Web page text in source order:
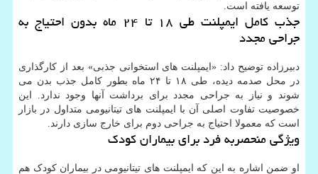
توسعه یافته است.
جذب کامل ایمپلنت طی ۱۸ تا ۲۴ ماه بدون احتیاج به
جراحی مجدد
دبیرزاده توضیح داد: «ایمپلنت های استخوانی جذبی» بعد از کارگذاری
در محل صدمه دیده، طی ۱۸ تا ۲۴ ماه بطور کامل جذب بدن می
شوند و نیاز به جراحی مجدد برای برداشت آنها وجود ندارد. این
خصوصیت تفاوت اصلی آن با ایمپلنت های تیتانیومی متداول در بازار
است که معمولا احتیاج به جراحی دوم برای خارج سازی دارند.
ویژگی منحصربه فرد برای بیماران کودک
او ضمن اشاره به این که ایمپلنت های تیتانیومی در بیماران کودک هم